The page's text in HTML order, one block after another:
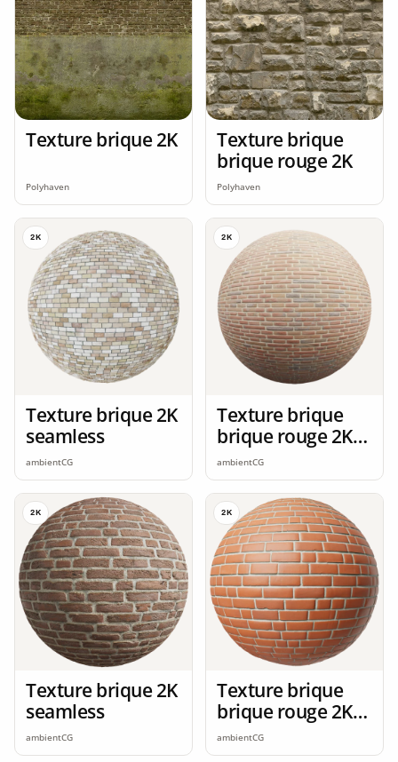
Texture brique 2K
Polyhaven
Texture brique
brique rouge 2K
Polyhaven
2K
Texture brique 2K
seamless
ambientCG
2K
Texture brique
brique rouge 2K
seamless
ambientCG
2K
Texture brique 2K
seamless
ambientCG
2K
Texture brique
brique rouge 2K
seamless
ambientCG